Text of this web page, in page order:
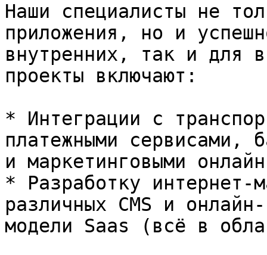
Наши специалисты не
приложения, но и
внутренних, так и для
проекты включают:
* Интеграции с
платежными сервисами,
и маркетинговыми
* Разработку интернет-
различных CMS и
модели Saas (всё в